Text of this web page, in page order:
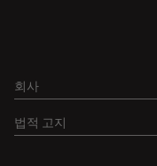
회사
법적 고지